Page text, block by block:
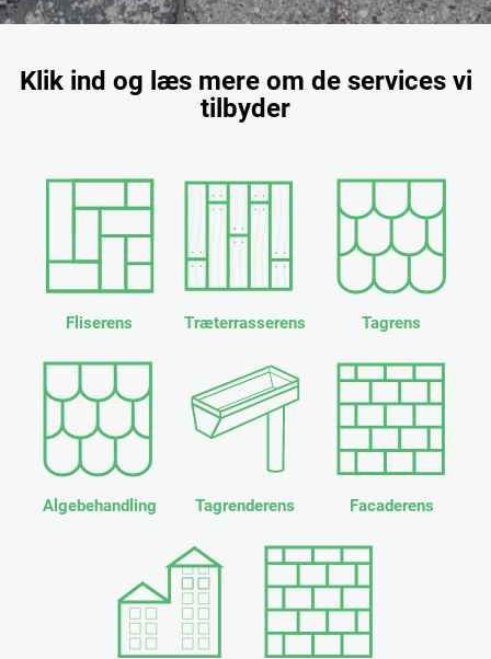
Klik ind og læs mere om de services vi
tilbyder
Fliserens Træterrasserens Tagrens
Algebehandling Tagrenderens Facaderens